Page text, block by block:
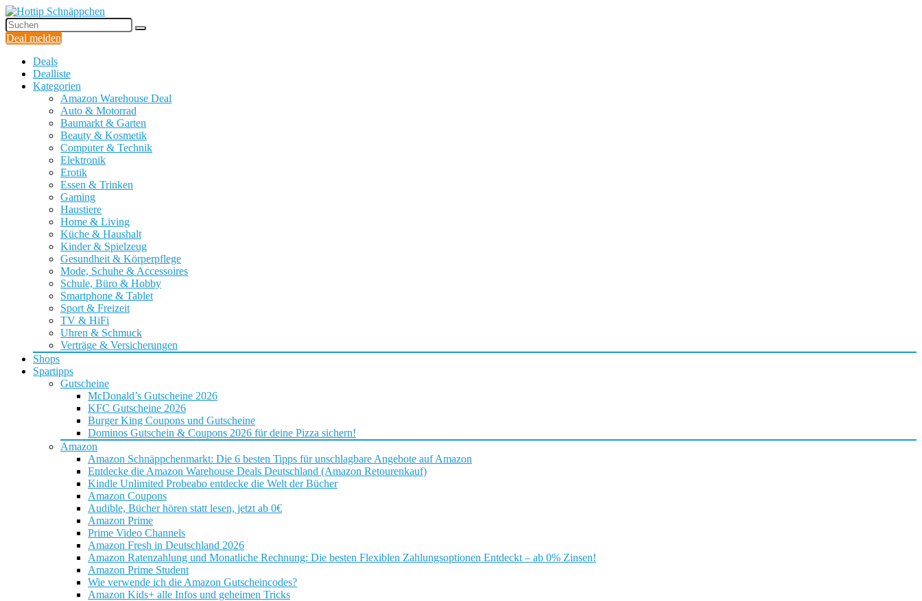
Deal melden
Deals
Dealliste
Kategorien
Amazon Warehouse Deal
Auto & Motorrad
Baumarkt & Garten
Beauty & Kosmetik
Computer & Technik
Elektronik
Erotik
Essen & Trinken
Gaming
Haustiere
Home & Living
Küche & Haushalt
Kinder & Spielzeug
Gesundheit & Körperpflege
Mode, Schuhe & Accessoires
Schule, Büro & Hobby
Smartphone & Tablet
Sport & Freizeit
TV & HiFi
Uhren & Schmuck
Verträge & Versicherungen
Shops
Spartipps
Gutscheine
McDonald’s Gutscheine 2026
KFC Gutscheine 2026
Burger King Coupons und Gutscheine
Dominos Gutschein & Coupons 2026 für deine Pizza sichern!
Amazon
Amazon Schnäppchenmarkt: Die 6 besten Tipps für unschlagbare Angebote auf Amazon
Entdecke die Amazon Warehouse Deals Deutschland (Amazon Retourenkauf)
Kindle Unlimited Probeabo entdecke die Welt der Bücher
Amazon Coupons
Audible, Bücher hören statt lesen, jetzt ab 0€
Amazon Prime
Prime Video Channels
Amazon Fresh in Deutschland 2026
Amazon Ratenzahlung und Monatliche Rechnung: Die besten Flexiblen Zahlungsoptionen Entdeckt – ab 0% Zinsen!
Amazon Prime Student
Wie verwende ich die Amazon Gutscheincodes?
Amazon Kids+ alle Infos und geheimen Tricks